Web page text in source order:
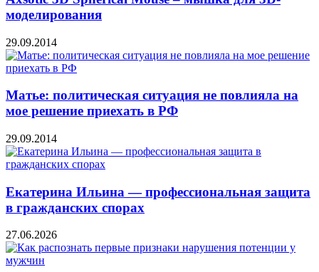
моделирования
29.09.2014
Матье: политическая ситуация не повлияла на
мое решение приехать в РФ
29.09.2014
Екатерина Ильина — профессиональная защита
в гражданских спорах
27.06.2026